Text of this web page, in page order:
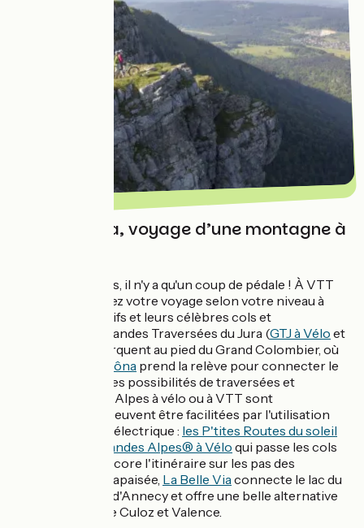
Alpes et Jura, voyage d’une montagne à
Du Jura aux Alpes, il n'y a qu'un coup de pédale ! À VTT
ou à vélo, préparez votre voyage selon votre niveau à
travers ces massifs et leurs célèbres cols et
sommets. Les Grandes Traversées du Jura (GTJ à Vélo et
) débarquent au pied du Grand Colombier, où
ViaRhôna prend la relève pour connecter le
Jura aux Alpes. Les possibilités de traversées et
découvertes des Alpes à vélo ou à VTT sont
nombreuses et peuvent être facilitées par l'utilisation
d'une assistance électrique : les P'tites Routes du soleil
Route des Grandes Alpes® à Vélo qui passe les cols
mythiques, ou encore l'itinéraire sur les pas des
Huguenots. Plus apaisée, La Belle Viaconnecte le lac du
Bourget et le lac d'Annecy et offre une belle alternative
à ViaRhôna entre Culoz et Valence.